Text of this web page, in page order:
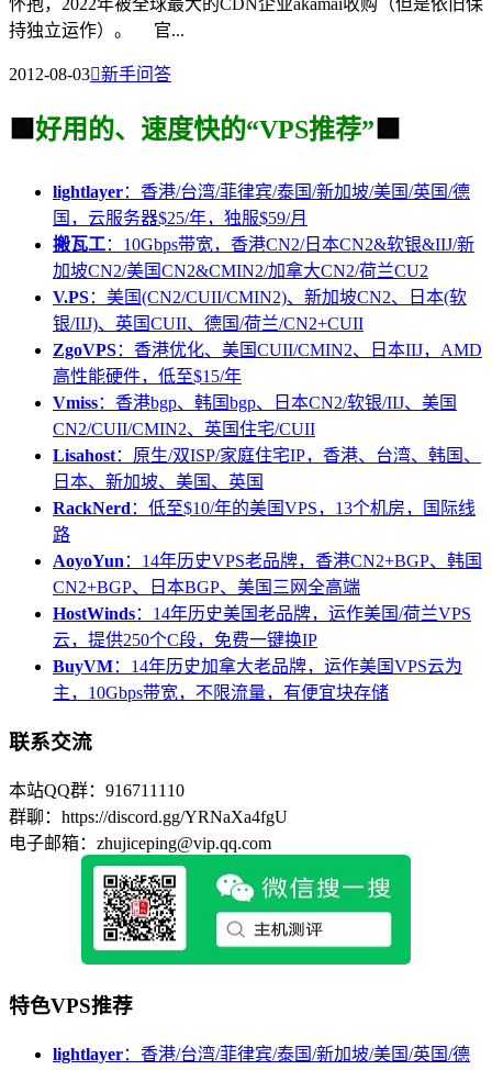
怀抱，2022年被全球最大的CDN企业akamai收购（但是依旧保
持独立运作）。 官...
2012-08-03新手问答
🟩 好用的、速度快的“VPS推荐” 🟩
lightlayer：香港/台湾/菲律宾/泰国/新加坡/美国/英国/德
国，云服务器$25/年，独服$59/月
搬瓦工：10Gbps带宽，香港CN2/日本CN2&软银&IIJ/新
加坡CN2/美国CN2&CMIN2/加拿大CN2/荷兰CU2
V.PS：美国(CN2/CUII/CMIN2)、新加坡CN2、日本(软
银/IIJ)、英国CUII、德国/荷兰/CN2+CUII
ZgoVPS：香港优化、美国CUII/CMIN2、日本IIJ，AMD
高性能硬件，低至$15/年
Vmiss：香港bgp、韩国bgp、日本CN2/软银/IIJ、美国
CN2/CUII/CMIN2、英国住宅/CUII
Lisahost：原生/双ISP/家庭住宅IP，香港、台湾、韩国、
日本、新加坡、美国、英国
RackNerd ：低至$10/年的美国VPS，13个机房，国际线
路
AoyoYun ：14年历史VPS老品牌，香港CN2+BGP、韩国
CN2+BGP、日本BGP、美国三网全高端
HostWinds：14年历史美国老品牌，运作美国/荷兰VPS
云，提供250个C段，免费一键换IP
BuyVM：14年历史加拿大老品牌，运作美国VPS云为
主，10Gbps带宽，不限流量，有便宜块存储
联系交流
本站QQ群：916711110
群聊：https://discord.gg/YRNaXa4fgU
电子邮箱：zhujiceping@vip.qq.com
特色VPS推荐
lightlayer：香港/台湾/菲律宾/泰国/新加坡/美国/英国/德